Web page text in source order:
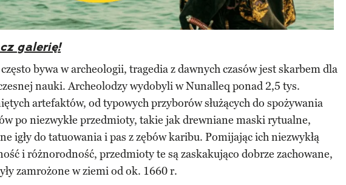
galerię!
bywa w archeologii, tragedia z dawnych czasów jest skarbem dla
nauki. Archeolodzy wydobyli w Nunalleq ponad 2,5 tys.
artefaktów, od typowych przyborów służących do spożywania
po niezwykłe przedmioty, takie jak drewniane maski rytualne,
igły do tatuowania i pas z zębów karibu. Pomijając ich niezwykłą
i różnorodność, przedmioty te są zaskakująco dobrze zachowane,
zamrożone w ziemi od ok. 1660 r.